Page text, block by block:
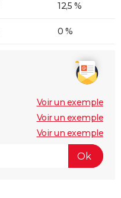
12,5 %
0 %
Voir un exemple
Voir un exemple
Voir un exemple